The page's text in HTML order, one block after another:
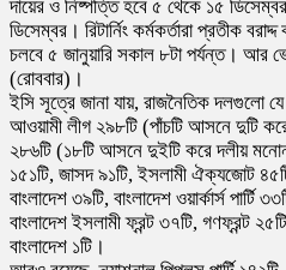
দায়ের ও নিষ্পত্তি হবে ৫ থেকে ১৫
ডিসেম্বর। রিটার্নিং কর্মকর্তারা প্রতীক
চলবে ৫ জানুয়ারি সকাল ৮টা পর্যন্ত। আর
(রোববার)।
ইসি সূত্রে জানা যায়, রাজনৈতিক দলগুলো
আওয়ামী লীগ ২৯৮টি (পাঁচটি আসনে দুটি
২৮৬টি (১৮টি আসনে দুইটি করে দলীয়
১৫১টি, জাসদ ৯১টি, ইসলামী ঐক্যজোট
বাংলাদেশ ৩৯টি, বাংলাদেশ ওয়ার্কার্স
বাংলাদেশ ইসলামী ফ্রন্ট ৩৭টি, গণফ্রন্ট
বাংলাদেশ ১টি।